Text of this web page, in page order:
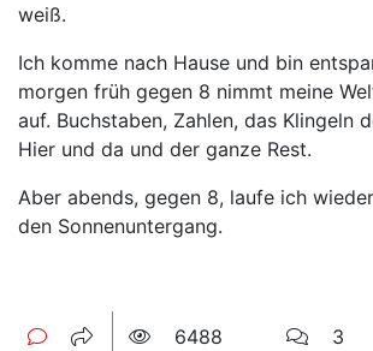
weiß.
Ich komme nach Hause und bin
morgen früh gegen 8 nimmt meine
auf. Buchstaben, Zahlen, das Klingeln
Hier und da und der ganze Rest.
Aber abends, gegen 8, laufe ich
den Sonnenuntergang.
6488
3